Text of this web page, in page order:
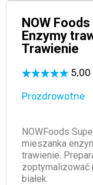
NOW
Enzymy
Trawienie
Prozdrowotne
NOWFoods
mieszanka
trawienie.
zoptymalizować
białek.